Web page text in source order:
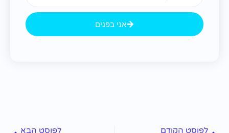
אני בפנים
לפוסט הקודם לפוסט הבא